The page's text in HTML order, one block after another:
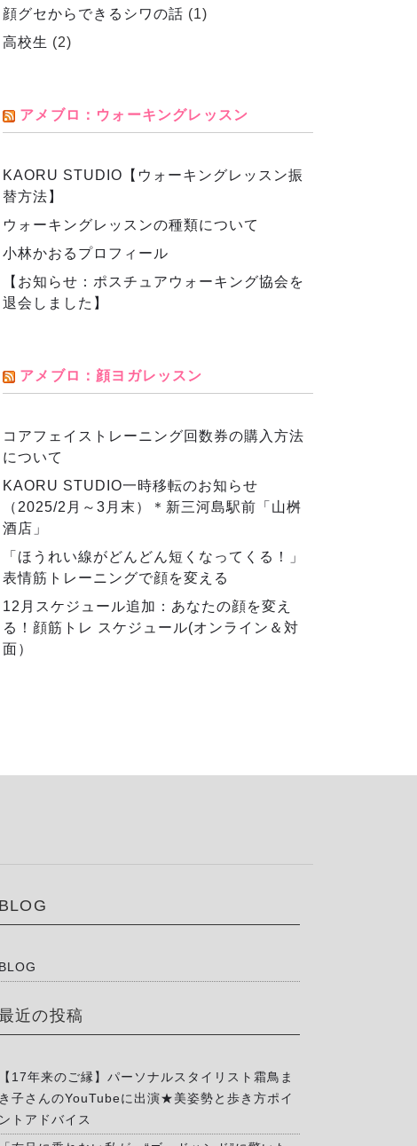
顔グセからできるシワの話 (1)
高校生 (2)
アメブロ：ウォーキングレッスン
KAORU STUDIO【ウォーキングレッスン振
替方法】
ウォーキングレッスンの種類について
小林かおるプロフィール
【お知らせ：ポスチュアウォーキング協会を
退会しました】
アメブロ：顔ヨガレッスン
コアフェイストレーニング回数券の購入方法
について
KAORU STUDIO一時移転のお知らせ
（2025/2月～3月末）＊新三河島駅前「山桝
酒店」
「ほうれい線がどんどん短くなってくる！」
表情筋トレーニングで顔を変える
12月スケジュール追加：あなたの顔を変え
る！顔筋トレ スケジュール(オンライン＆対
面）
BLOG
BLOG
近の投稿
【17年来のご縁】パーソナルスタイリスト霜鳥ま
き子さんのYouTubeに出演★美姿勢と歩き方ポイ
ントアドバイス